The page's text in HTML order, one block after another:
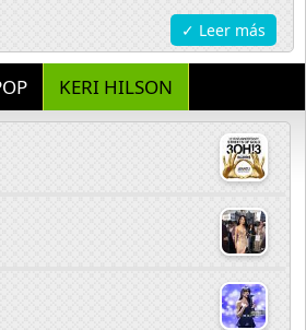
✓ Leer más
KERI HILSON